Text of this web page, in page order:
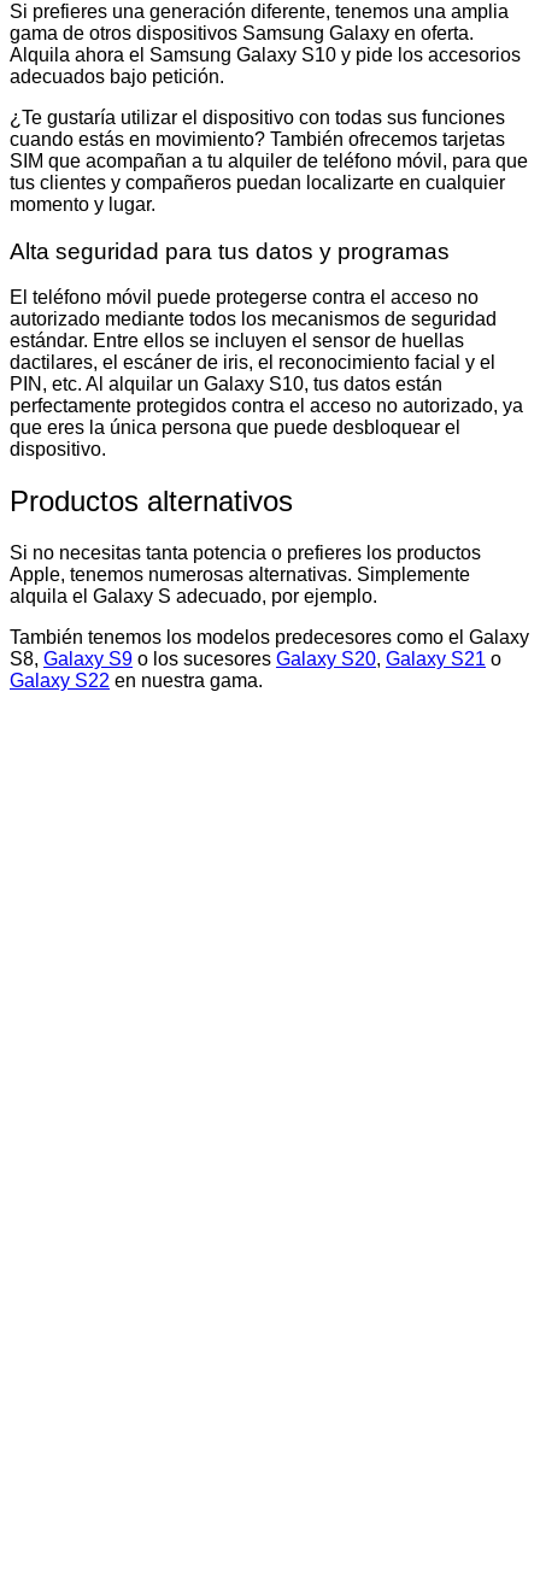
Si prefieres una generación diferente, tenemos una amplia
gama de otros dispositivos Samsung Galaxy en oferta.
Alquila ahora el Samsung Galaxy S10 y pide los accesorios
adecuados bajo petición.
¿Te gustaría utilizar el dispositivo con todas sus funciones
cuando estás en movimiento? También ofrecemos tarjetas
SIM que acompañan a tu alquiler de teléfono móvil, para que
tus clientes y compañeros puedan localizarte en cualquier
momento y lugar.
Alta seguridad para tus datos y programas
El teléfono móvil puede protegerse contra el acceso no
autorizado mediante todos los mecanismos de seguridad
estándar. Entre ellos se incluyen el sensor de huellas
dactilares, el escáner de iris, el reconocimiento facial y el
PIN, etc. Al alquilar un Galaxy S10, tus datos están
perfectamente protegidos contra el acceso no autorizado, ya
que eres la única persona que puede desbloquear el
dispositivo.
Productos alternativos
Si no necesitas tanta potencia o prefieres los productos
Apple, tenemos numerosas alternativas. Simplemente
alquila el Galaxy S adecuado, por ejemplo.
También tenemos los modelos predecesores como el Galaxy
S8, Galaxy S9 o los sucesores Galaxy S20, Galaxy S21 o
Galaxy S22 en nuestra gama.